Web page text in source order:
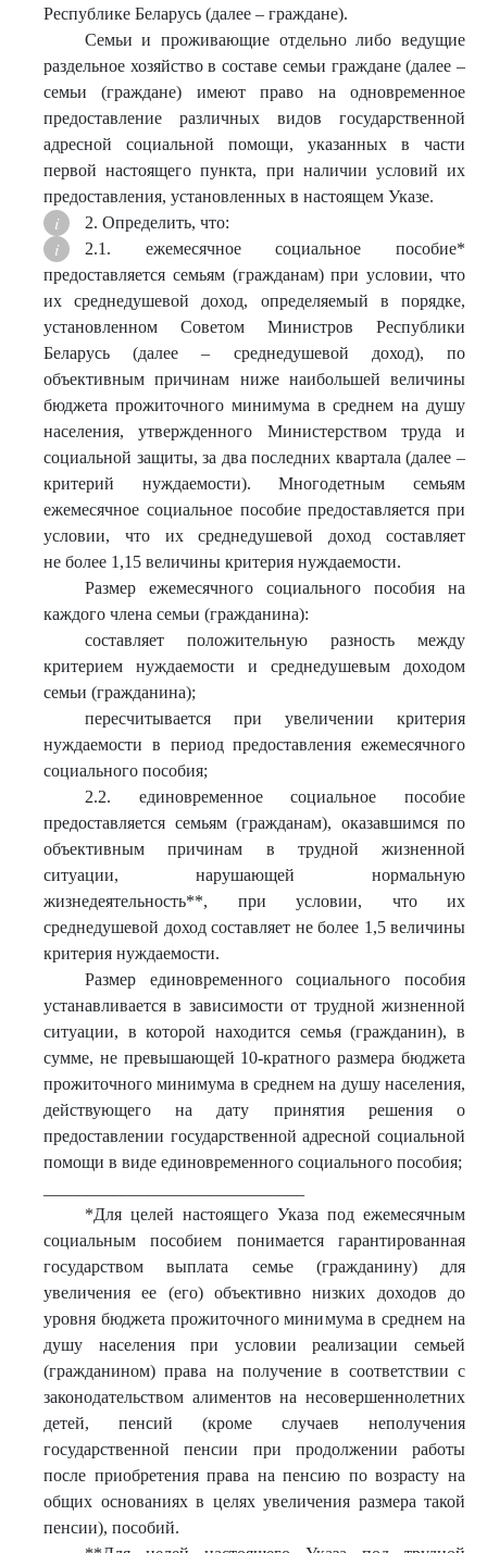
Республике Беларусь (далее – граждане).
Семьи и проживающие отдельно либо ведущие
раздельное хозяйство в составе семьи граждане (далее –
семьи (граждане) имеют право на одновременное
предоставление различных видов государственной
адресной социальной помощи, указанных в части
первой настоящего пункта, при наличии условий их
предоставления, установленных в настоящем Указе.
2. Определить, что:
2.1. ежемесячное социальное пособие*
предоставляется семьям (гражданам) при условии, что
их среднедушевой доход, определяемый в порядке,
установленном Советом Министров Республики
Беларусь (далее – среднедушевой доход), по
объективным причинам ниже наибольшей величины
бюджета прожиточного минимума в среднем на душу
населения, утвержденного Министерством труда и
социальной защиты, за два последних квартала (далее –
критерий нуждаемости). Многодетным семьям
ежемесячное социальное пособие предоставляется при
условии, что их среднедушевой доход составляет
не более 1,15 величины критерия нуждаемости.
Размер ежемесячного социального пособия на
каждого члена семьи (гражданина):
составляет положительную разность между
критерием нуждаемости и среднедушевым доходом
семьи (гражданина);
пересчитывается при увеличении критерия
нуждаемости в период предоставления ежемесячного
социального пособия;
2.2. единовременное социальное пособие
предоставляется семьям (гражданам), оказавшимся по
объективным причинам в трудной жизненной
ситуации, нарушающей нормальную
жизнедеятельность**, при условии, что их
среднедушевой доход составляет не более 1,5 величины
критерия нуждаемости.
Размер единовременного социального пособия
устанавливается в зависимости от трудной жизненной
ситуации, в которой находится семья (гражданин), в
сумме, не превышающей 10-кратного размера бюджета
прожиточного минимума в среднем на душу населения,
действующего на дату принятия решения о
предоставлении государственной адресной социальной
помощи в виде единовременного социального пособия;
*Для целей настоящего Указа под ежемесячным
социальным пособием понимается гарантированная
государством выплата семье (гражданину) для
увеличения ее (его) объективно низких доходов до
уровня бюджета прожиточного минимума в среднем на
душу населения при условии реализации семьей
(гражданином) права на получение в соответствии с
законодательством алиментов на несовершеннолетних
детей, пенсий (кроме случаев неполучения
государственной пенсии при продолжении работы
после приобретения права на пенсию по возрасту на
общих основаниях в целях увеличения размера такой
пенсии), пособий.